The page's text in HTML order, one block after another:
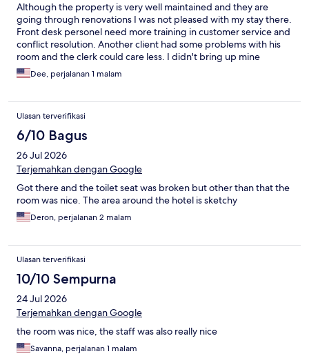
extended stay.
Although the property is very well maintained and they are
going through renovations I was not pleased with my stay there.
Front desk personel need more training in customer service and
conflict resolution. Another client had some problems with his
room and the clerk could care less. I didn't bring up mine
because of it. The light walking into rm 211 was out, no pen
available in the room, only one trash can. Nothing in the vanilty
dirty clothes bag in closet. Kitchenette did not have any plates
or utensils to use (so what was the point of having a Kitchenette)
I did request a walkin shower on my reservation and was given
one due to medical necessity which was welcomed. Don't think I
will be staying at this property again. When checking out I asked
the front desk clerk if they could put a card in with their
was checking out. I was asked what I want done with the card if
they could not mail it out. Frustrated I just took the card and
found the nearest post office. 😡
Dee, perjalanan 1 malam
Ulasan terverifikasi
6/10 Bagus
26 Jul 2026
Terjemahkan dengan Google
Got there and the toilet seat was broken but other than that the
room was nice. The area around the hotel is sketchy
Deron, perjalanan 2 malam
Ulasan terverifikasi
10/10 Sempurna
24 Jul 2026
Terjemahkan dengan Google
the room was nice, the staff was also really nice
Savanna, perjalanan 1 malam